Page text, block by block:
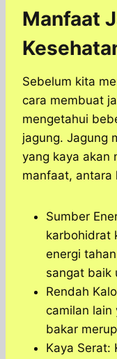
Manfaat
Sebelum kita
cara membuat
mengetahui
jagung. Jagung
yang kaya akan
manfaat, antara
Sumber
karbohidrat
energi
sangat baik
Rendah
camilan lain
bakar
Kaya Serat: